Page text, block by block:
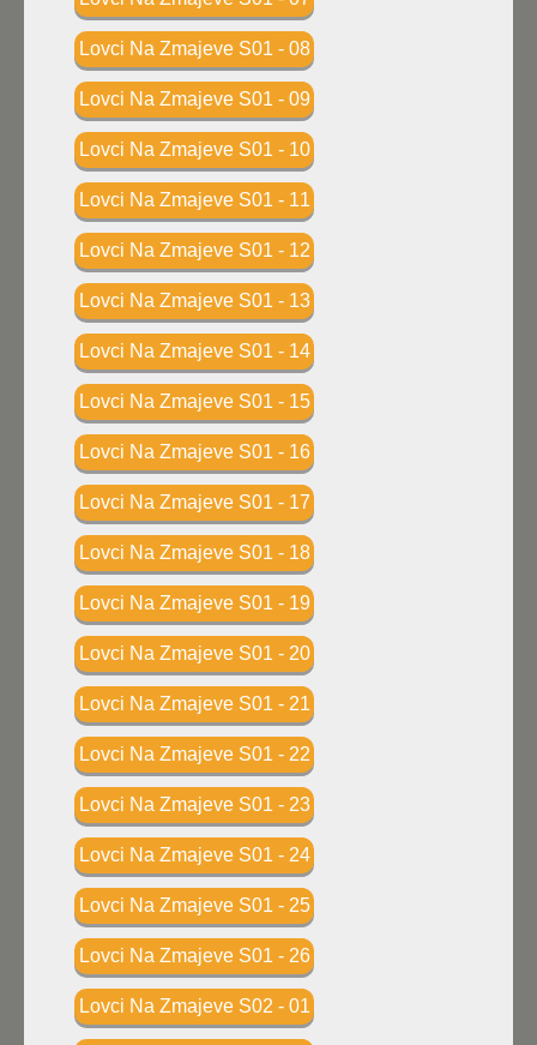
Lovci Na Zmajeve S01 - 08
Lovci Na Zmajeve S01 - 09
Lovci Na Zmajeve S01 - 10
Lovci Na Zmajeve S01 - 11
Lovci Na Zmajeve S01 - 12
Lovci Na Zmajeve S01 - 13
Lovci Na Zmajeve S01 - 14
Lovci Na Zmajeve S01 - 15
Lovci Na Zmajeve S01 - 16
Lovci Na Zmajeve S01 - 17
Lovci Na Zmajeve S01 - 18
Lovci Na Zmajeve S01 - 19
Lovci Na Zmajeve S01 - 20
Lovci Na Zmajeve S01 - 21
Lovci Na Zmajeve S01 - 22
Lovci Na Zmajeve S01 - 23
Lovci Na Zmajeve S01 - 24
Lovci Na Zmajeve S01 - 25
Lovci Na Zmajeve S01 - 26
Lovci Na Zmajeve S02 - 01